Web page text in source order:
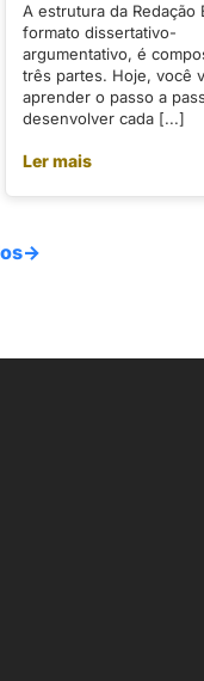
A estrutura da Redação
formato dissertativo-
argumentativo, é
três partes. Hoje, você
aprender o passo a
desenvolver cada [...]
Ler mais
→